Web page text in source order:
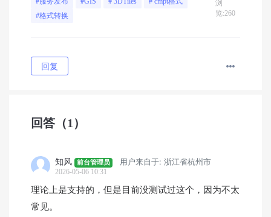
#格式转换
浏
览:260
回复
回答 （1）
知风 前台管理员 用户来自于: 浙江省杭州市
2026-05-06 10:31
理论上是支持的，但是目前没测试过这个，因为不太
常见。